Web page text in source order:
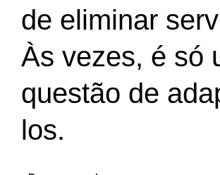
de eliminar
Às vezes, é só
questão de
los.